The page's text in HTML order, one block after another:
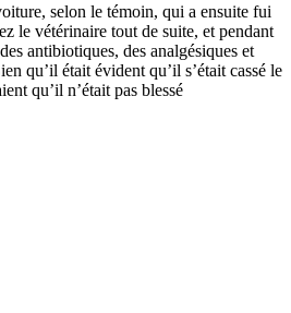
selon le témoin, qui a ensuite fui
le vétérinaire tout de suite, et pendant
antibiotiques, des analgésiques et
qu’il était évident qu’il s’était cassé le
qu’il n’était pas blessé